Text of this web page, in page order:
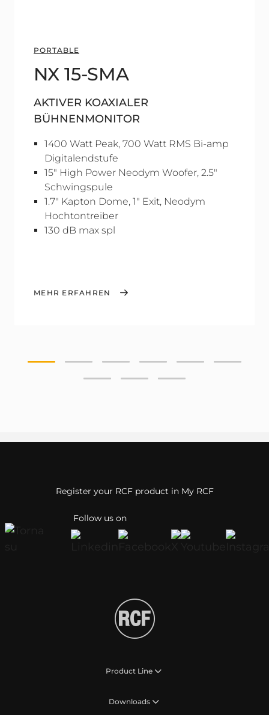
PORTABLE
NX 15-SMA
AKTIVER KOAXIALER
BÜHNENMONITOR
1400 Watt Peak, 700 Watt RMS Bi-amp
Digitalendstufe
15" High Power Neodym Woofer, 2.5"
Schwingspule
1.7" Kapton Dome, 1" Exit, Neodym
Hochtontreiber
130 dB max spl
MEHR ERFAHREN
Follow us on
Register your RCF product in My RCF
Product Line
Downloads